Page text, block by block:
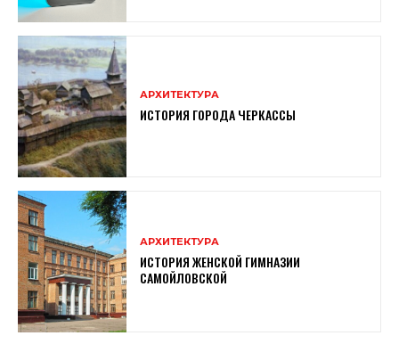
АРХИТЕКТУРА
ИСТОРИЯ ГОРОДА ЧЕРКАССЫ
АРХИТЕКТУРА
ИСТОРИЯ ЖЕНСКОЙ ГИМНАЗИИ
САМОЙЛОВСКОЙ